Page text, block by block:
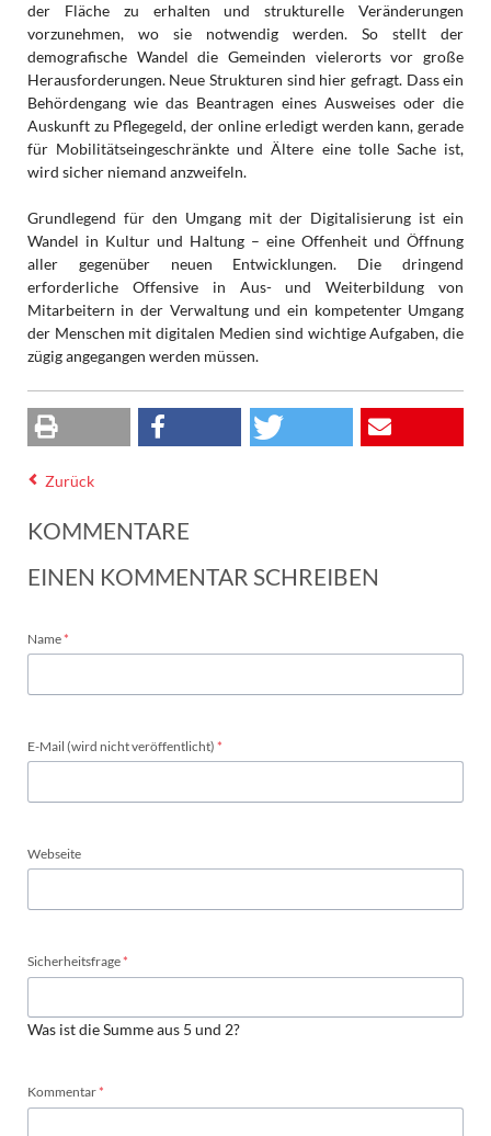
der Fläche zu erhalten und strukturelle Veränderungen
vorzunehmen, wo sie notwendig werden. So stellt der
demografische Wandel die Gemeinden vielerorts vor große
Herausforderungen. Neue Strukturen sind hier gefragt. Dass ein
Behördengang wie das Beantragen eines Ausweises oder die
Auskunft zu Pflegegeld, der online erledigt werden kann, gerade
für Mobilitätseingeschränkte und Ältere eine tolle Sache ist,
wird sicher niemand anzweifeln.
Grundlegend für den Umgang mit der Digitalisierung ist ein
Wandel in Kultur und Haltung – eine Offenheit und Öffnung
aller gegenüber neuen Entwicklungen. Die dringend
erforderliche Offensive in Aus- und Weiterbildung von
Mitarbeitern in der Verwaltung und ein kompetenter Umgang
der Menschen mit digitalen Medien sind wichtige Aufgaben, die
zügig angegangen werden müssen.
Zurück
KOMMENTARE
EINEN KOMMENTAR SCHREIBEN
Pflichtfeld
Name*
Pflichtfeld
E-Mail (wird nicht veröffentlicht) *
Webseite
Pflichtfeld
Sicherheitsfrage*
Was ist die Summe aus 5 und 2?
Pflichtfeld
Kommentar*